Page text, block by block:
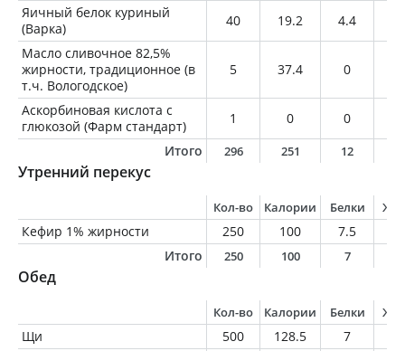
Яичный белок куриный
(Варка)
40 19.2 4.4
Масло сливочное 82,5%
жирности, традиционное (в
т.ч. Вологодское)
5 37.4 0
Аскорбиновая кислота с
глюкозой (Фарм стандарт)
1 0 0
Итого
296 251 12
Утренний перекус
Кол-во Калории Белки
Кефир 1% жирности 250 100 7.5
Итого
250 100 7
Обед
Кол-во Калории Белки
Щи 500 128.5 7